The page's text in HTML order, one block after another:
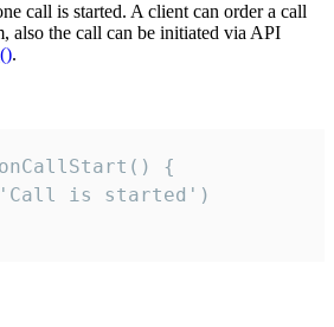
call is started. A client can order a call
also the call can be initiated via API
.
{
is started')